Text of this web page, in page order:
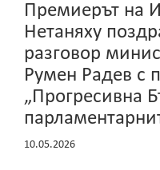
Премиерът на
Нетаняху
разговор
Румен Радев с
„Прогресивна
10.05.2026